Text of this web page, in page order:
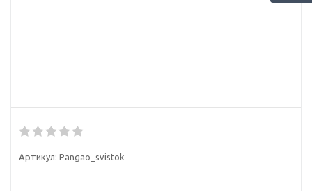
Артикул: Pangao_svistok